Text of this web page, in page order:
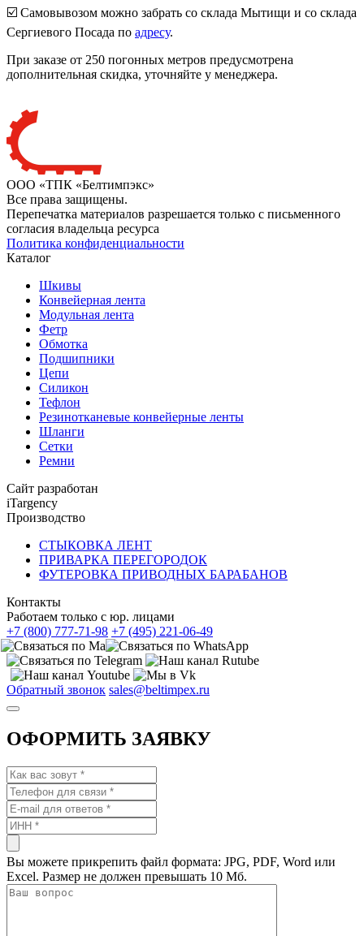
☑️ Самовывозом можно забрать со склада Мытищи и со склада
Сергиевого Посада по адресу.
При заказе от 250 погонных метров предусмотрена
дополнительная скидка, уточняйте у менеджера.
ООО «ТПК «Белтимпэкс»
Все права защищены.
Перепечатка материалов разрешается только с письменного
согласия владельца ресурса
Политика конфиденциальности
Каталог
Шкивы
Конвейерная лента
Модульная лента
Фетр
Обмотка
Подшипники
Цепи
Силикон
Тефлон
Резинотканевые конвейерные ленты
Шланги
Сетки
Ремни
Сайт разработан
iTargency
Производство
СТЫКОВКА ЛЕНТ
ПРИВАРКА ПЕРЕГОРОДОК
ФУТЕРОВКА ПРИВОДНЫХ БАРАБАНОВ
Контакты
Работаем только с юр. лицами
+7 (800) 777-71-98 +7 (495) 221-06-49
Обратный звонок sales@beltimpex.ru
ОФОРМИТЬ ЗАЯВКУ
Вы можете прикрепить файл формата: JPG, PDF, Word или
Excel. Размер не должен превышать 10 Мб.